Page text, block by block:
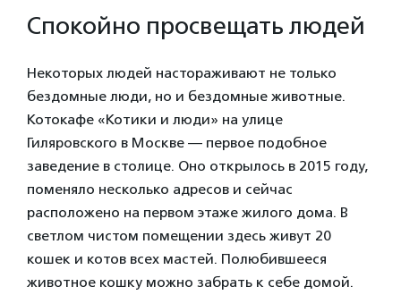
Спокойно просвещать людей
Некоторых людей настораживают не только
бездомные люди, но и бездомные животные.
Котокафе «Котики и люди» на улице
Гиляровского в Москве — первое подобное
заведение в столице. Оно открылось в 2015 году,
поменяло несколько адресов и сейчас
расположено на первом этаже жилого дома. В
светлом чистом помещении здесь живут 20
кошек и котов всех мастей. Полюбившееся
животное кошку можно забрать к себе домой.